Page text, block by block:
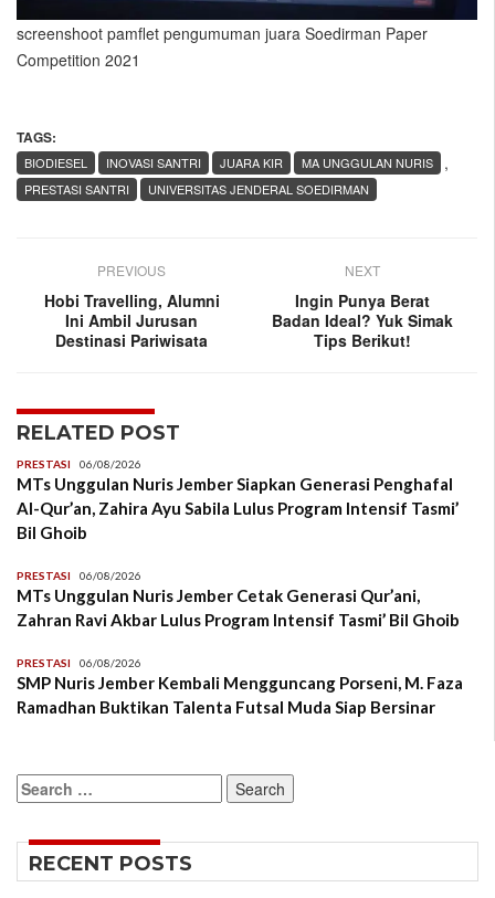
screenshoot pamflet pengumuman juara Soedirman Paper
Competition 2021
TAGS:
,
BIODIESEL INOVASI SANTRI JUARA KIR
MA UNGGULAN NURIS
PRESTASI SANTRI
UNIVERSITAS JENDERAL SOEDIRMAN
PREVIOUS
Hobi Travelling, Alumni
Ini Ambil Jurusan
Destinasi Pariwisata
NEXT
Ingin Punya Berat
Badan Ideal? Yuk Simak
Tips Berikut!
RELATED POST
PRESTASI 06/08/2026
MTs Unggulan Nuris Jember Siapkan Generasi Penghafal
Al-Qur’an, Zahira Ayu Sabila Lulus Program Intensif Tasmi’
Bil Ghoib
PRESTASI 06/08/2026
MTs Unggulan Nuris Jember Cetak Generasi Qur’ani,
Zahran Ravi Akbar Lulus Program Intensif Tasmi’ Bil Ghoib
PRESTASI 06/08/2026
SMP Nuris Jember Kembali Mengguncang Porseni, M. Faza
Ramadhan Buktikan Talenta Futsal Muda Siap Bersinar
Search
for:
RECENT POSTS